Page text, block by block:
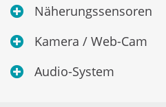
Näherungssensoren
Kamera / Web-Cam
Audio-System